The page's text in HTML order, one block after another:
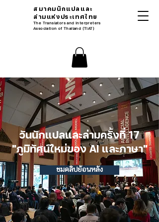
สมาคมนักแปลและ
ล่ามแห่งประเทศไทย
The Translators and Interpreters
Association of Thailand (TIAT)
วันนักแปลและล่ามครั้งที่ 17
"ภูมิทัศน์ใหม่ของ AI และภาษา"
ชมคลิปย้อนหลัง